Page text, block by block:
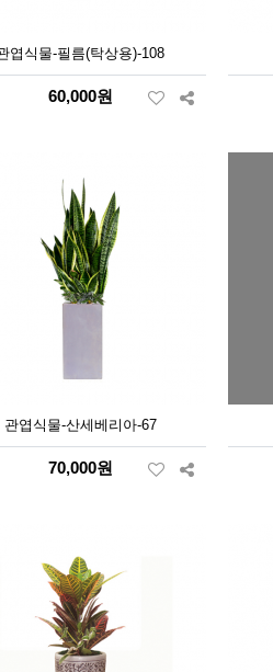
엽식물-필름(탁상용)-108
60,000원
관엽식물-산세베리아-67
70,000원